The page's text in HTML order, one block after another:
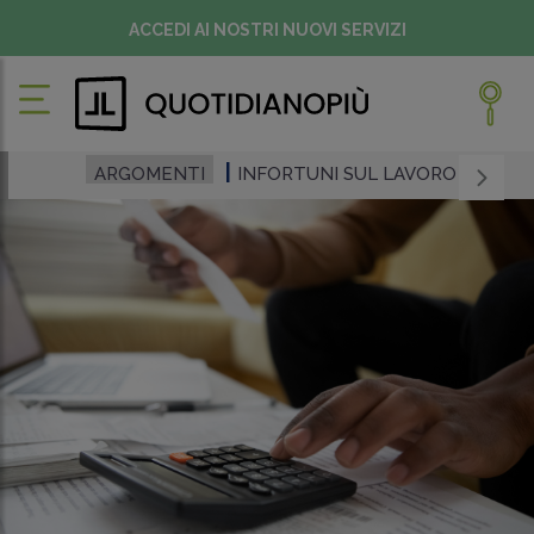
ACCEDI AI NOSTRI NUOVI SERVIZI
ARGOMENTI INFORTUNI SUL LAVORO